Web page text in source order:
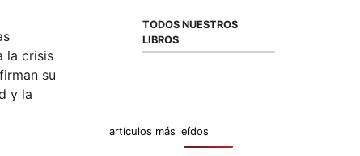
la crisis
su
y la
TODOS NUESTROS
LIBROS
artículos más leídos